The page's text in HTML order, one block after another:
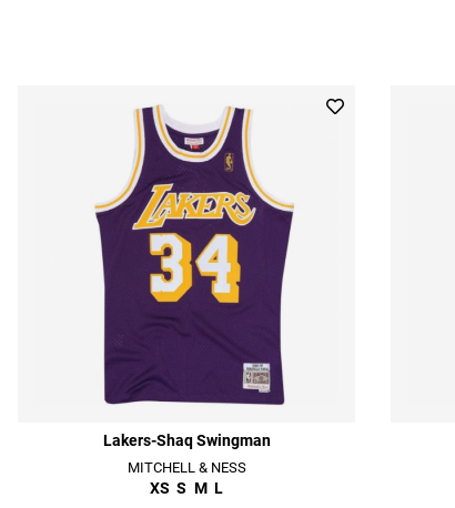
Lakers-Shaq Swingman
MITCHELL & NESS
XS S M L